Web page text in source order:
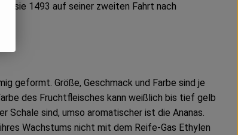
sie 1493 auf seiner zweiten Fahrt nach
geformt. Größe, Geschmack und Farbe sind je
des Fruchtfleisches kann weißlich bis tief gelb
Schale sind, umso aromatischer ist die Ananas.
Wachstums nicht mit dem Reife-Gas Ethylen